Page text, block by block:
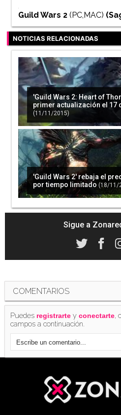
Guild Wars 2 (PC,MAC)
NOTICIAS RELACIONADAS
'Guild Wars 2: Heart of
primer actualización el 17
(11/11/2015)
'Guild Wars 2' rebaja el
por tiempo limitado (18/11/
Sigue a
COMENTARIOS
Puedes registrarte yconectarte,
campos a continuación.